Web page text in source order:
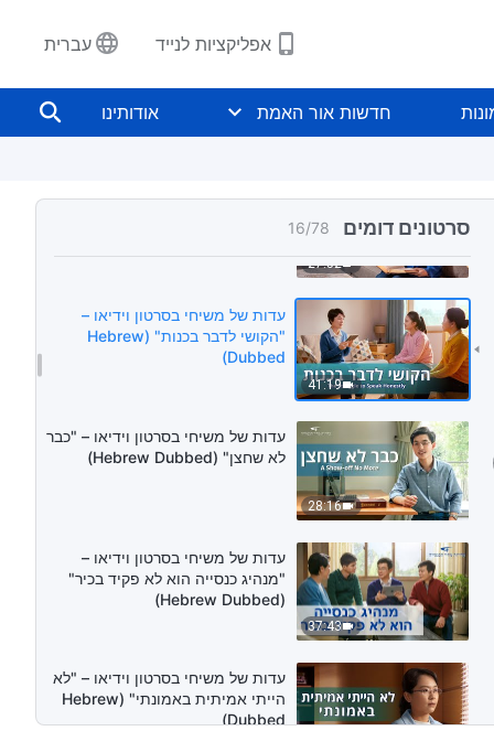
אפליקציות לנייד עברית
חדשות אור האמת אודותינו
סרטונים דומים 16/78
היא רקב עצמות" (Hebrew Dubbed)
27:52
41:19
עדות של משיחי בסרטון וידיאו –
"הקושי לדבר בכנות" (Hebrew
Dubbed)
28:16
עדות של משיחי בסרטון וידיאו – "כבר
לא שחצן" (Hebrew Dubbed)
37:43
עדות של משיחי בסרטון וידיאו –
"מנהיג כנסייה הוא לא פקיד בכיר"
(Hebrew Dubbed)
עדות של משיחי בסרטון וידיאו – "לא
הייתי אמיתית באמונתי" (Hebrew
Dubbed)